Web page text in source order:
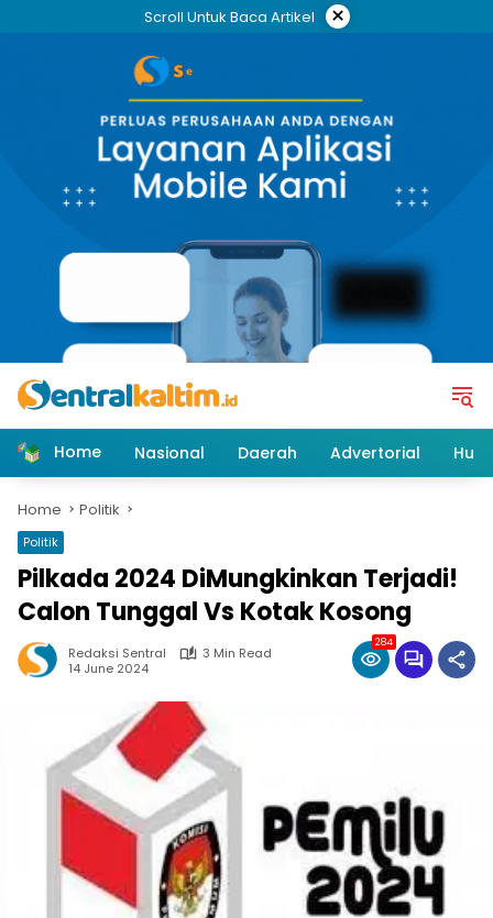
Scroll Untuk Baca Artikel ×
Home Nasional Daerah Advertorial
Home Politik
Politik
Pilkada 2024 DiMungkinkan Terjadi!
Calon Tunggal Vs Kotak Kosong
Redaksi Sentral
3 Min Read
14 June 2024
284